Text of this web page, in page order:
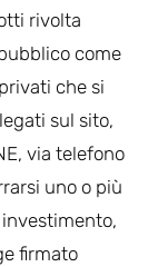
rivolta
come
che si
sul sito,
via telefono
uno o più
firmato